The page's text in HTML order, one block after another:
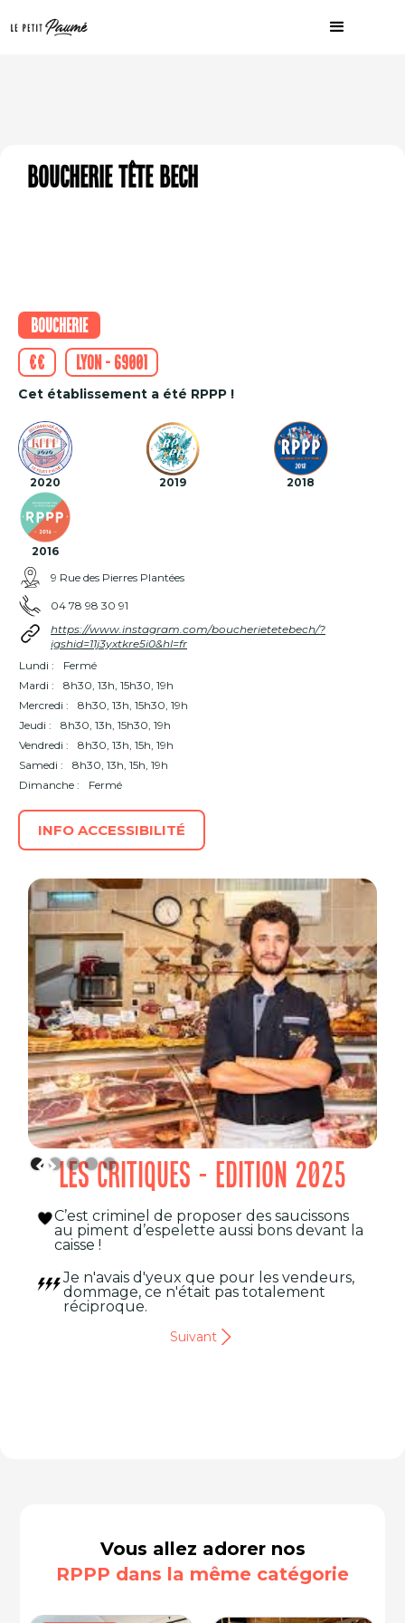
Boucherie Tête Bech
Boucherie
€€
Lyon - 69001
Cet établissement a été RPPP !
2020 2019 2018
2016
9 Rue des Pierres Plantées
04 78 98 30 91
https://www.instagram.com/boucherietetebech/?
igshid=11j3yxtkre5i0&hl=fr
Lundi :
Fermé
Mardi :
8h30, 13h, 15h30, 19h
Mercredi :
8h30, 13h, 15h30, 19h
Jeudi :
8h30, 13h, 15h30, 19h
Vendredi :
8h30, 13h, 15h, 19h
Samedi :
8h30, 13h, 15h, 19h
Dimanche :
Fermé
INFO ACCESSIBILITÉ
LES CRITIQUES - EDITION 2025
C’est criminel de proposer des saucissons
au piment d’espelette aussi bons devant la
caisse !
Je n'avais d'yeux que pour les vendeurs,
dommage, ce n'était pas totalement
réciproque.
Suivant
Vous allez adorer nos
RPPP dans la même catégorie